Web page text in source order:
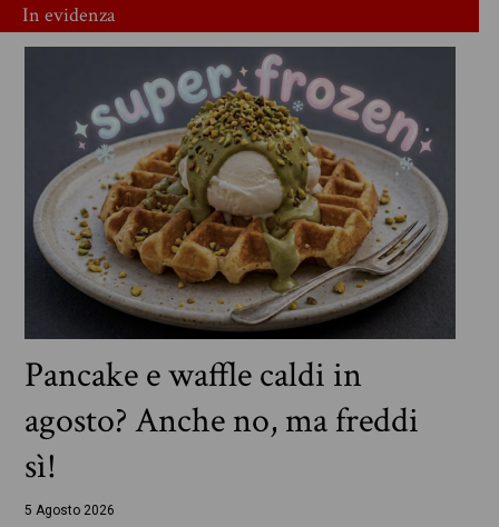
In evidenza
Pancake e waffle caldi in
agosto? Anche no, ma freddi
sì!
5 Agosto 2026